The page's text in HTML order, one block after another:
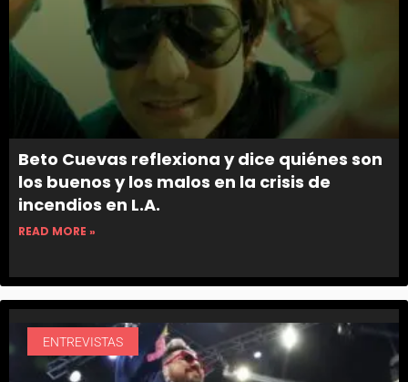
Beto Cuevas reflexiona y dice quiénes son
los buenos y los malos en la crisis de
incendios en L.A.
READ MORE »
ENTREVISTAS